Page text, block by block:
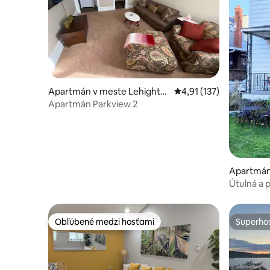
Apartmán v meste Lehighto
n
Priemerné
4,91 (137)
Apartmán Parkview 2
arre
Útulná a
Obľúbené medzi hosťami
Obľúbené medzi hosťami